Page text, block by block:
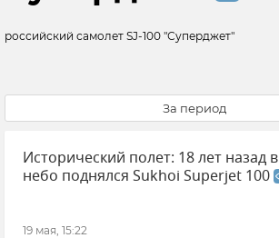
российский самолет SJ-100 "Суперджет"
За период
Исторический полет: 18 лет назад в
небо поднялся Sukhoi Superjet 100
19 мая, 15:22